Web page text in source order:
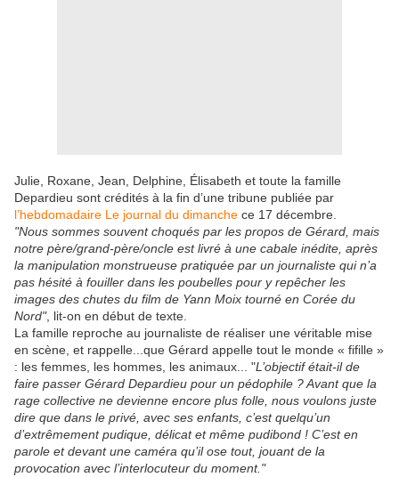
Julie, Roxane, Jean, Delphine, Élisabeth et toute la famille
Depardieu sont crédités à la fin d’une tribune publiée par
l’hebdomadaire Le journal du dimanche ce 17 décembre.
"Nous sommes souvent choqués par les propos de Gérard, mais
notre père/grand-père/oncle est livré à une cabale inédite, après
la manipulation monstrueuse pratiquée par un journaliste qui n’a
pas hésité à fouiller dans les poubelles pour y repêcher les
images des chutes du film de Yann Moix tourné en Corée du
Nord", lit-on en début de texte.
La famille reproche au journaliste de réaliser une véritable mise
en scène, et rappelle...que Gérard appelle tout le monde « fifille »
: les femmes, les hommes, les animaux... "L’objectif était-il de
faire passer Gérard Depardieu pour un pédophile ? Avant que la
rage collective ne devienne encore plus folle, nous voulons juste
dire que dans le privé, avec ses enfants, c’est quelqu’un
d’extrêmement pudique, délicat et même pudibond ! C’est en
parole et devant une caméra qu’il ose tout, jouant de la
provocation avec l’interlocuteur du moment."